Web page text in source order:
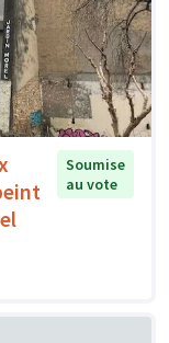
Soumise
au vote